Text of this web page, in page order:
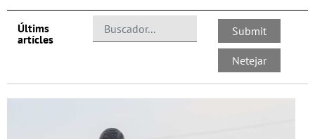
Últims
artícles